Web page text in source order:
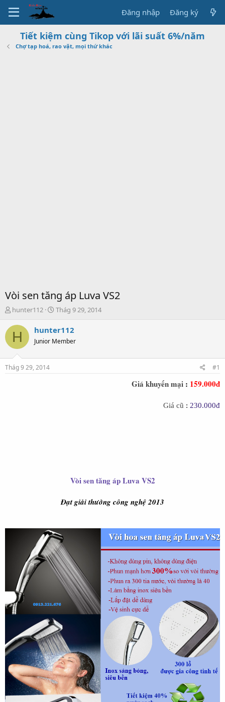
Đăng nhập Đăng ký
Tiết kiệm cùng Tikop với lãi suất 6%/năm
Chợ tạp hoá, rao vặt, mọi thứ khác
Vòi sen tăng áp Luva VS2
T
r
e
a
s
t
hunter112
S
a
t
Thág 9 29, 2014
H hunter112
Junior Member
Thág 9 29, 2014 #1
Giá khuyến mại : 159.000đ
Giá cũ : 230.000đ
Vòi sen tăng áp Luva VS2
Đạt giải thưởng công nghệ 2013